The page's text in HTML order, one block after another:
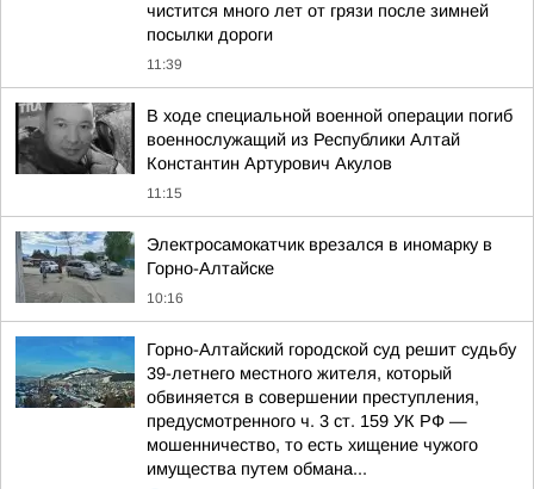
чистится много лет от грязи после зимней
посылки дороги
11:39
В ходе специальной военной операции погиб
военнослужащий из Республики Алтай
Константин Артурович Акулов
11:15
Электросамокатчик врезался в иномарку в
Горно-Алтайске
10:16
Горно-Алтайский городской суд решит судьбу
39-летнего местного жителя, который
обвиняется в совершении преступления,
предусмотренного ч. 3 ст. 159 УК РФ —
мошенничество, то есть хищение чужого
имущества путем обмана...